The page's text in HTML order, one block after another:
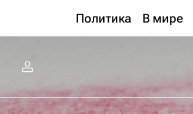
Политика В мире